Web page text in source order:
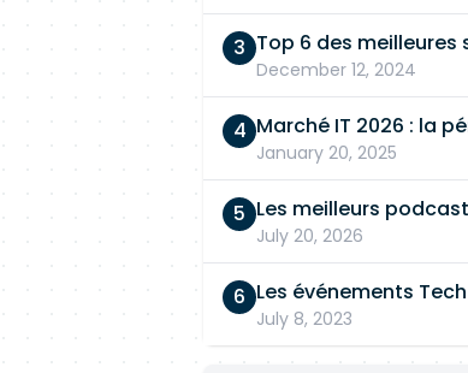
December 12, 2024
January 20, 2025
July 20, 2026
July 8, 2023